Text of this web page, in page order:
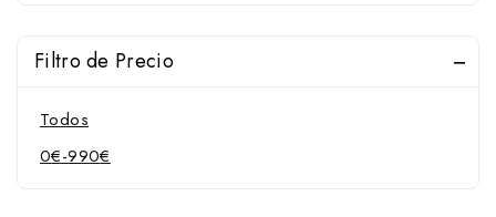
Filtro de Precio
Todos
0€-990€